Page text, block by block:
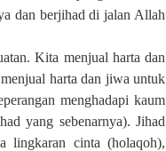
dan berjihad di jalan Allah
Kita menjual harta dan
harta dan jiwa untuk
menghadapi kaum
yang sebenarnya). Jihad
lingkaran cinta (holaqoh),